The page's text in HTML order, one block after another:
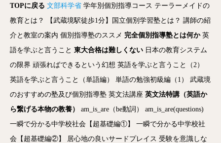
TOPに戻る 文部科学省 学年別個別指導コース テーラーメイドの
教育とは？
【武蔵境駅徒歩1分】国立個別学習塾とは？ 講師の紹
介と教室の案内 個別指導塾のススメ 完全個別指導塾とは何か 英
語を学ぶと言うこと 東大合格は難しくない 日本の教育システム
の限界 頑張ればできるという幻想 英語を学ぶと言うこと（2）
英語を学ぶと言うこと（単語編）
単語の勉強初級編（1）
武蔵境
のおすすめの塾及び個別指導塾 英文法講座 英文法特講（英語か
ら繋げる本物の教養）
am_is_are（be動詞）
am_is_are(questions)
一瞬で分かる中学校社会【超基礎編①】
一瞬で分かる中学校社
会【超基礎編②】
居心地の良いサードプレイス 受験を意識しな